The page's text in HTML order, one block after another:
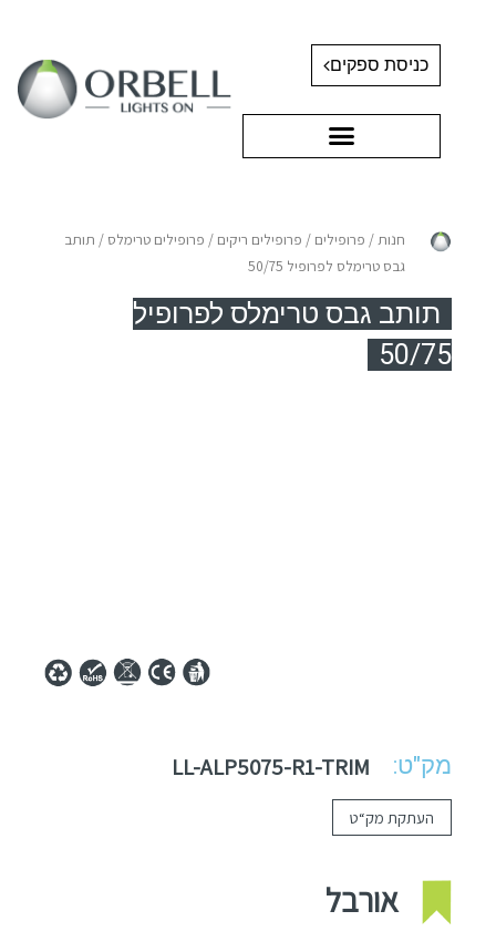
כניסת ספקים
חנות / פרופילים / פרופילים ריקים / פרופילים טרימלס / תותב
גבס טרימלס לפרופיל 50/75
תותב גבס טרימלס לפרופיל
50/75
מק"ט: LL-ALP5075-R1-TRIM
העתקת מק“ט
אורבל